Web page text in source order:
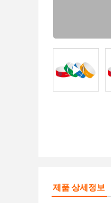
제품 상세정보